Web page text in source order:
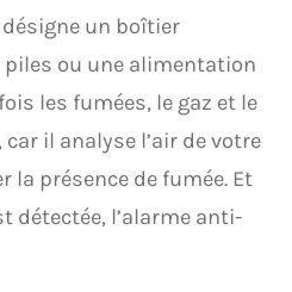
un boîtier
ou une alimentation
les fumées, le gaz et le
il analyse l’air de votre
la présence de fumée. Et
détectée, l’alarme anti-